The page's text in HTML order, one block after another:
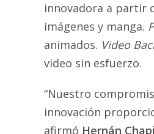
innovadora a partir
imágenes y manga.
animados. Video
video sin esfuerzo.
“Nuestro
innovación
afirmó Hernán